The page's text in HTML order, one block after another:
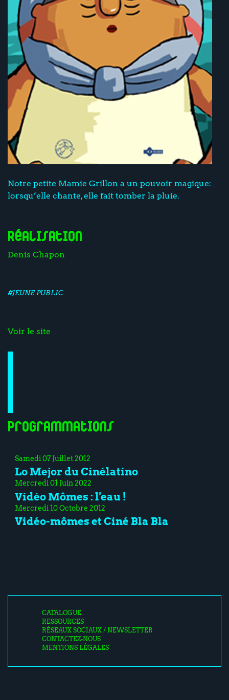
Notre petite Mamie Grillon a un pouvoir magique:
lorsqu’elle chante, elle fait tomber la pluie.
Réalisation
Denis Chapon
#JEUNE PUBLIC
Voir le site
Programmations
Samedi 07 Juillet 2012
Lo Mejor du Cinélatino
Mercredi 01 Juin 2022
Vidéo Mômes : l'eau !
Mercredi 10 Octobre 2012
Vidéo-mômes et Ciné Bla Bla
CATALOGUE
RESSOURCES
RÉSEAUX SOCIAUX / NEWSLETTER
CONTACTEZ-NOUS
MENTIONS LÉGALES